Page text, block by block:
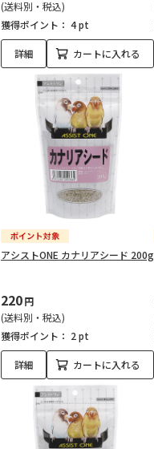
(送料別・税込)
獲得ポイント： 4 pt
詳細 カートに入れる
アシストONE カナリアシード 200g
220円
(送料別・税込)
獲得ポイント： 2 pt
詳細 カートに入れる